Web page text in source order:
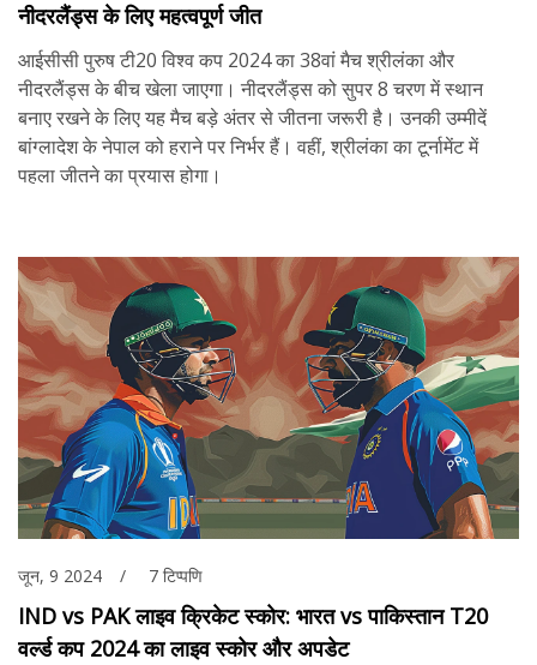
नीदरलैंड्स के लिए महत्वपूर्ण जीत
आईसीसी पुरुष टी20 विश्व कप 2024 का 38वां मैच श्रीलंका और
नीदरलैंड्स के बीच खेला जाएगा। नीदरलैंड्स को सुपर 8 चरण में स्थान
बनाए रखने के लिए यह मैच बड़े अंतर से जीतना जरूरी है। उनकी उम्मीदें
बांग्लादेश के नेपाल को हराने पर निर्भर हैं। वहीं, श्रीलंका का टूर्नामेंट में
पहला जीतने का प्रयास होगा।
जून, 9 2024 7 टिप्पणि
IND vs PAK लाइव क्रिकेट स्कोर: भारत vs पाकिस्तान T20
वर्ल्ड कप 2024 का लाइव स्कोर और अपडेट